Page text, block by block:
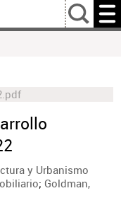
…
y Urbanismo
; Goldman,